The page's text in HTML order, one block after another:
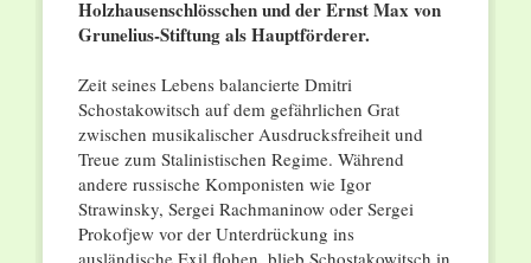
Holzhausenschlösschen und der Ernst Max von
Grunelius-Stiftung als Hauptförderer.
Zeit seines Lebens balancierte Dmitri
Schostakowitsch auf dem gefährlichen Grat
zwischen musikalischer Ausdrucksfreiheit und
Treue zum Stalinistischen Regime. Während
andere russische Komponisten wie Igor
Strawinsky, Sergei Rachmaninow oder Sergei
Prokofjew vor der Unterdrückung ins